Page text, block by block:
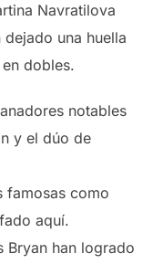
Navratilova
una huella
dobles.
notables
y el dúo de
famosas como
aquí.
Bryan han logrado